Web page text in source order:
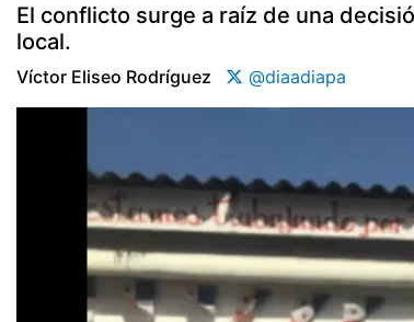
El conflicto surge a raíz de una
local.
Víctor Eliseo Rodríguez @diaadiapa